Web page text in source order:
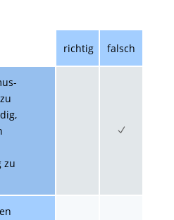
richtig falsch
zu